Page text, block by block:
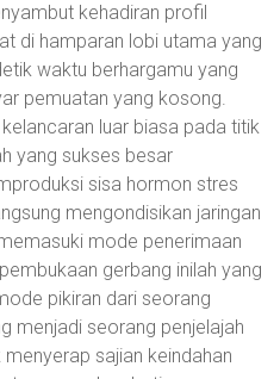
kehadiran profil
di hamparan lobi utama yang
waktu berhargamu yang
pemuatan yang kosong.
luar biasa pada titik
yang sukses besar
sisa hormon stres
mengondisikan jaringan
mode penerimaan
gerbang inilah yang
pikiran dari seorang
menjadi seorang penjelajah
sajian keindahan